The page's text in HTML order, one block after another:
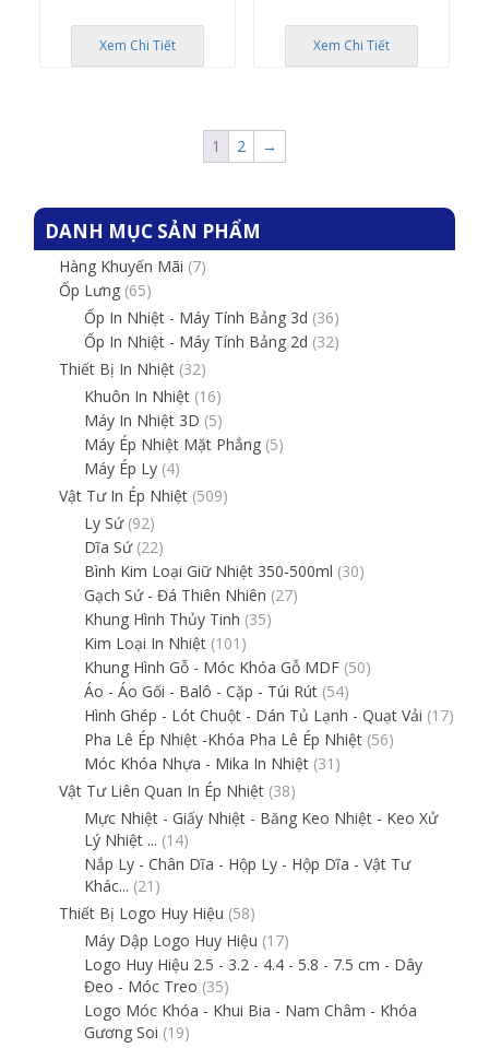
Xem Chi Tiết Xem Chi Tiết
1 2 →
DANH MỤC SẢN PHẨM
Hàng Khuyến Mãi (7)
Ốp Lưng (65)
Ốp In Nhiệt - Máy Tính Bảng 3d (36)
Ốp In Nhiệt - Máy Tính Bảng 2d (32)
Thiết Bị In Nhiệt (32)
Khuôn In Nhiệt (16)
Máy In Nhiệt 3D (5)
Máy Ép Nhiệt Mặt Phẳng (5)
Máy Ép Ly (4)
Vật Tư In Ép Nhiệt (509)
Ly Sứ (92)
Dĩa Sứ (22)
Bình Kim Loại Giữ Nhiệt 350-500ml (30)
Gạch Sứ - Đá Thiên Nhiên (27)
Khung Hình Thủy Tinh (35)
Kim Loại In Nhiệt (101)
Khung Hình Gỗ - Móc Khóa Gỗ MDF (50)
Áo - Áo Gối - Balô - Cặp - Túi Rút (54)
Hình Ghép - Lót Chuột - Dán Tủ Lạnh - Quạt Vải (17)
Pha Lê Ép Nhiệt -Khóa Pha Lê Ép Nhiệt (56)
Móc Khóa Nhựa - Mika In Nhiệt (31)
Vật Tư Liên Quan In Ép Nhiệt (38)
Mực Nhiệt - Giấy Nhiệt - Băng Keo Nhiệt - Keo Xử
Lý Nhiệt ... (14)
Nắp Ly - Chân Dĩa - Hộp Ly - Hộp Dĩa - Vật Tư
Khác... (21)
Thiết Bị Logo Huy Hiệu (58)
Máy Dập Logo Huy Hiệu (17)
Logo Huy Hiệu 2.5 - 3.2 - 4.4 - 5.8 - 7.5 cm - Dây
Đeo - Móc Treo (35)
Logo Móc Khóa - Khui Bia - Nam Châm - Khóa
Gương Soi (19)